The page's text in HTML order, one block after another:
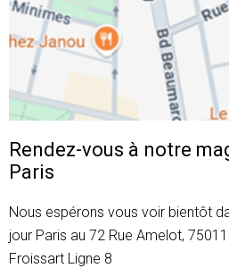
Rendez-vous à notre
Paris
Nous espérons vous voir bientôt
jour Paris au 72 Rue Amelot,
Froissart Ligne 8